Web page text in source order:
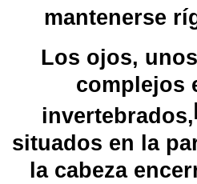
mantenerse
Los ojos,
complejos
invertebrados,
situados en la
la cabeza